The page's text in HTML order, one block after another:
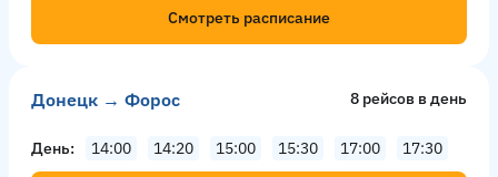
Смотреть расписание
Донецк → Форос 8 рейсов в день
День 14:00 14:20 15:00 15:30 17:00 17:30